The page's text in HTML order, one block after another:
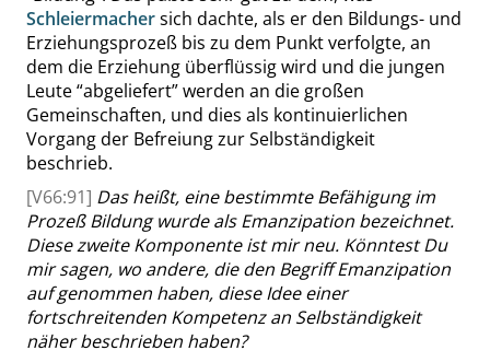
Schleiermachersich dachte, als er den Bildungs- und
Erziehungsprozeß bis zu dem Punkt verfolgte, an
dem die Erziehung überflüssig wird und die jungen
Leute“abgeliefert”werden an die großen
Gemeinschaften, und dies als kontinuierlichen
Vorgang der Befreiung zur Selbständigkeit
beschrieb.
[V66:91] Das heißt, eine bestimmte Befähigung im
Prozeß Bildungwurde als Emanzipation bezeichnet.
Diese zweite Komponente istmir neu. Könntest Du
mir sagen, wo andere, die den Begriff Emanzipation
auf genommen haben, diese Idee einer
fortschreitenden Kompetenz an Selbständigkeit
näher beschrieben haben?